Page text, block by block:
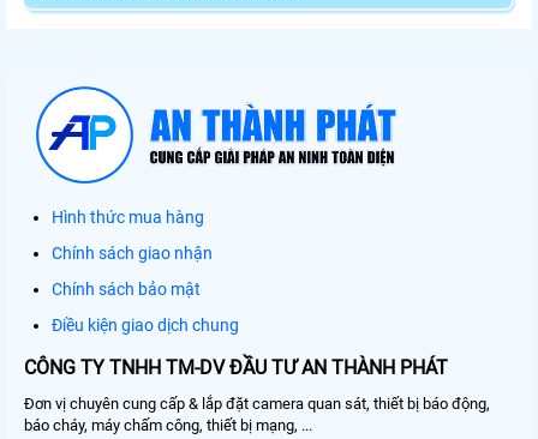
Hình thức mua hàng
Chính sách giao nhận
Chính sách bảo mật
Điều kiện giao dịch chung
CÔNG TY TNHH TM-DV ĐẦU TƯ AN THÀNH PHÁT
Đơn vị chuyên cung cấp & lắp đặt camera quan sát, thiết bị báo động,
báo cháy, máy chấm công, thiết bị mạng, ...